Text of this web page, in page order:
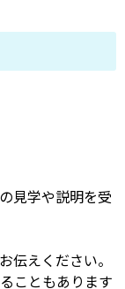
見学や説明を受
伝えください。
こともあります